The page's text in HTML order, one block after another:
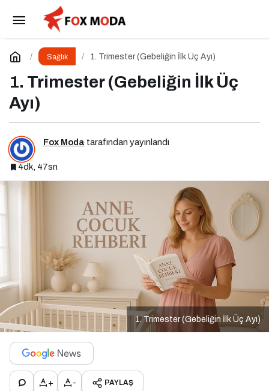
Sağlık 1. Trimester (Gebeliğin İlk Üç Ayı)
1. Trimester (Gebeliğin İlk Üç
Ayı)
Fox Moda tarafından yayınlandı
4dk, 47sn
1. Trimester (Gebeliğin İlk Üç Ayı)
+ - PAYLAŞ
Protein Kalitesi: Bitkisel mi Hayvansal mı?
Yorum Yap